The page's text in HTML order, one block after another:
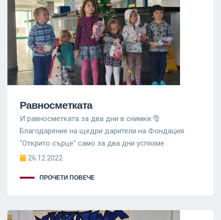
Равносметката
И равносметката за два дни в снимки.🎅
Благодарение на щедри дарители на Фондация
"Открито сърце" само за два дни успяхме
26.12.2022
ПРОЧЕТИ ПОВЕЧЕ